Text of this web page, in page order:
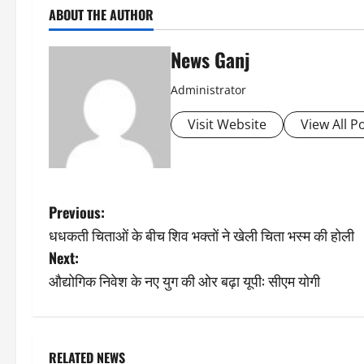
ABOUT THE AUTHOR
News Ganj
Administrator
Visit Website View All
P
o
s
n
Previous:
धधकती चिताओं के बीच शिव भक्तों ने खेली चिता भस्म की होली
Next:
औद्योगिक निवेश के नए युग की ओर बढ़ा यूपी: सीएम योगी
RELATED NEWS